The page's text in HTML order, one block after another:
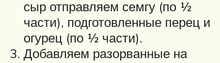
сыр отправляем семгу (по ½
части), подготовленные перец и
огурец (по ½ части).
Добавляем разорванные на